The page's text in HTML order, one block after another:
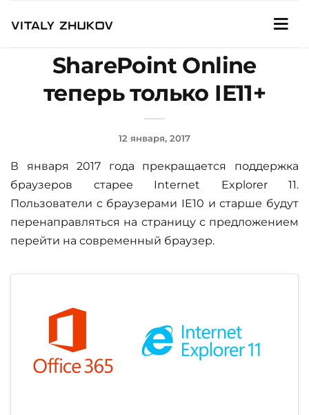
SharePoint Online
теперь только IE11+
12 января, 2017
В января 2017 года прекращается поддержка
браузеров старее Internet Explorer 11.
Пользователи с браузерами IE10 и старше будут
перенаправляться на страницу с предложением
перейти на современный браузер.